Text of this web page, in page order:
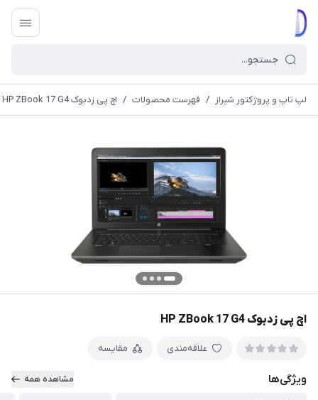
لپ تاپ و پروژکتور شیراز / فهرست محصولات / اچ پی زدبوک HP ZBook 17 G4
اچ پی زدبوک HP ZBook 17 G4
علاقه‌مندی مقایسه
ویژگی‌ها مشاهده همه